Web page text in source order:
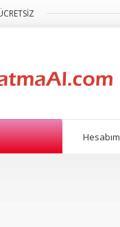
Hesabım